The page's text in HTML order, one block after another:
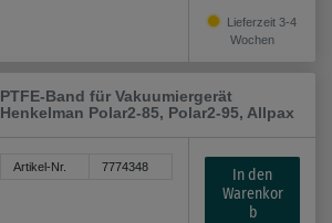
Lieferzeit 3-4
Wochen
PTFE-Band für Vakuumiergerät
Henkelman Polar2-85, Polar2-95, Allpax
Artikel-Nr. 7774348
In den
Warenkor
b